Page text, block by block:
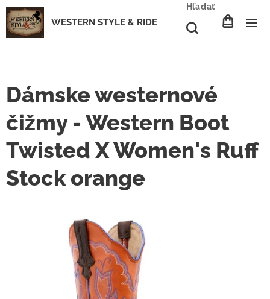
WESTERN STYLE & RIDE
Hľadať
Dámske westernové
čižmy - Western Boot
Twisted X Women's Ruff
Stock orange